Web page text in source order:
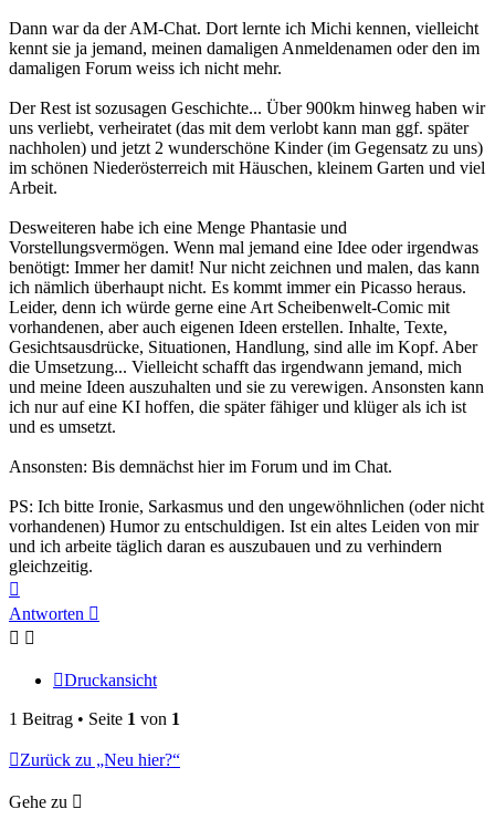
Dann war da der AM-Chat. Dort lernte ich Michi kennen, vielleicht
kennt sie ja jemand, meinen damaligen Anmeldenamen oder den im
damaligen Forum weiss ich nicht mehr.
Der Rest ist sozusagen Geschichte... Über 900km hinweg haben wir
uns verliebt, verheiratet (das mit dem verlobt kann man ggf. später
nachholen) und jetzt 2 wunderschöne Kinder (im Gegensatz zu uns)
im schönen Niederösterreich mit Häuschen, kleinem Garten und viel
Arbeit.
Desweiteren habe ich eine Menge Phantasie und
Vorstellungsvermögen. Wenn mal jemand eine Idee oder irgendwas
benötigt: Immer her damit! Nur nicht zeichnen und malen, das kann
ich nämlich überhaupt nicht. Es kommt immer ein Picasso heraus.
Leider, denn ich würde gerne eine Art Scheibenwelt-Comic mit
vorhandenen, aber auch eigenen Ideen erstellen. Inhalte, Texte,
Gesichtsausdrücke, Situationen, Handlung, sind alle im Kopf. Aber
die Umsetzung... Vielleicht schafft das irgendwann jemand, mich
und meine Ideen auszuhalten und sie zu verewigen. Ansonsten kann
ich nur auf eine KI hoffen, die später fähiger und klüger als ich ist
und es umsetzt.
Ansonsten: Bis demnächst hier im Forum und im Chat.
PS: Ich bitte Ironie, Sarkasmus und den ungewöhnlichen (oder nicht
vorhandenen) Humor zu entschuldigen. Ist ein altes Leiden von mir
und ich arbeite täglich daran es auszubauen und zu verhindern
gleichzeitig.
oben
Antworten
Druckansicht
1 Beitrag • Seite 1 von 1
Zurück zu „Neu hier?“
Gehe zu